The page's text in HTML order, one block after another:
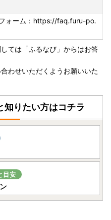
ォーム：https://faq.furu-po.
ては「ふるなび」からはお答
わせいただくようお願いいた
知りたい方はコチラ
目安